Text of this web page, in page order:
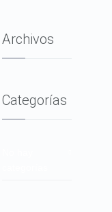
Archivos
Categorías